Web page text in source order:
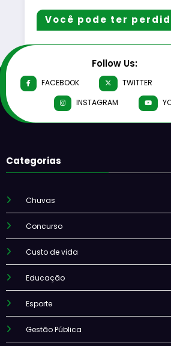
Você pode ter
Follow Us:
FACEBOOK TWITTER
INSTAGRAM
Categorias
Chuvas
Concurso
Custo de vida
Educação
Esporte
Gestão Pública